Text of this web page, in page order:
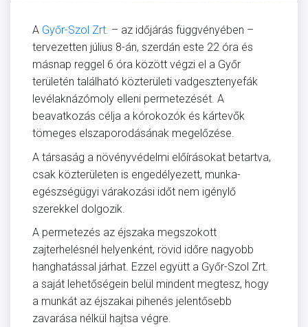
A Győr-Szol Zrt. – az időjárás függvényében –
tervezetten július 8-án, szerdán este 22 óra és
másnap reggel 6 óra között végzi el a Győr
területén található közterületi vadgesztenyefák
levélaknázómoly elleni permetezését. A
beavatkozás célja a kórokozók és kártevők
tömeges elszaporodásának megelőzése.
A társaság a növényvédelmi előírásokat betartva,
csak közterületen is engedélyezett, munka-
egészségügyi várakozási időt nem igénylő
szerekkel dolgozik.
A permetezés az éjszaka megszokott
zajterhelésnél helyenként, rövid időre nagyobb
hanghatással járhat. Ezzel együtt a Győr-Szol Zrt.
a saját lehetőségein belül mindent megtesz, hogy
a munkát az éjszakai pihenés jelentősebb
zavarása nélkül hajtsa végre.